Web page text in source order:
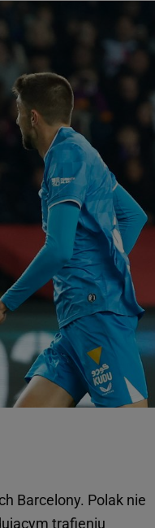
Barcelony. Polak nie
trafieniu